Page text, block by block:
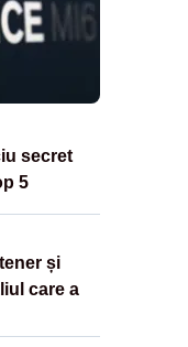
secret
5
și
care a